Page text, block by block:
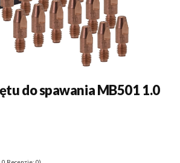
do spawania MB501 1.0